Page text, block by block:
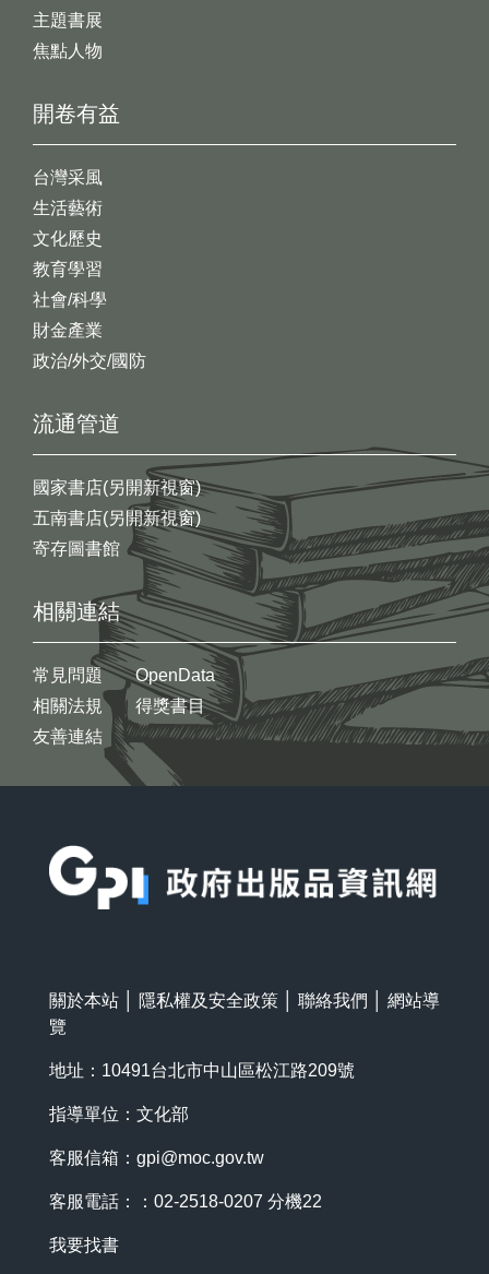
開卷有益
台灣采風
生活藝術
文化歷史
教育學習
社會/科學
財金產業
政治/外交/國防
主題書展
焦點人物
流通管道
國家書店(另開新視窗)
五南書店(另開新視窗)
寄存圖書館
相關連結
常見問題
相關法規
友善連結
OpenData
得獎書目
關於本站 隱私權及安全政策 聯絡我們
網站導
覽
地址：10491台北市中山區松江路209號
指導單位：文化部
客服信箱： gpi@moc.gov.tw
客服電話：：02-2518-0207 分機22
我要找書